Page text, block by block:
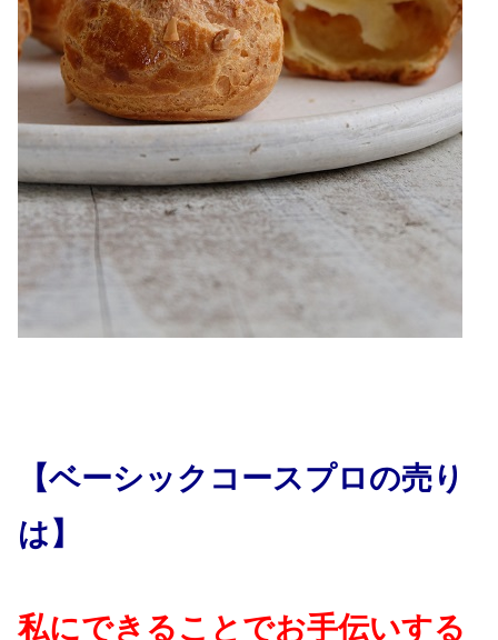
【ベーシックコースプロの売り
は】
私にできることでお手伝いする